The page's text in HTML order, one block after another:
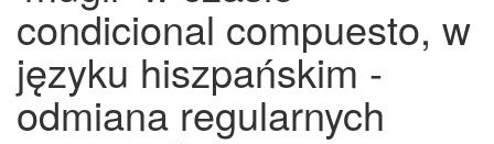
condicional compuesto, w
języku hiszpańskim -
odmiana regularnych